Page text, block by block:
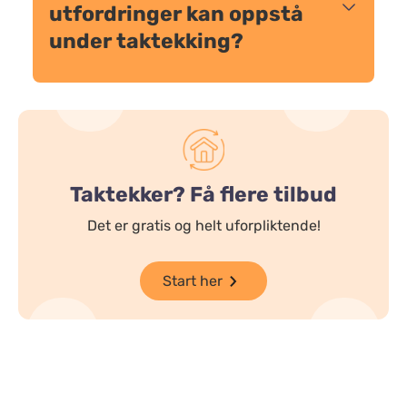
utfordringer kan oppstå
under taktekking?
Taktekker? Få flere tilbud
Det er gratis og helt uforpliktende!
Start her